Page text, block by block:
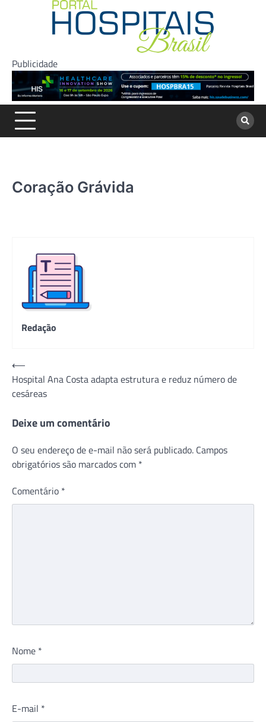
Publicidade
Coração Grávida
Redação
Navegação
de
Post
⟵
Hospital Ana Costa adapta estrutura e reduz número de
cesáreas
Deixe um comentário
O seu endereço de e-mail não será publicado. Campos
obrigatórios são marcados com *
Comentário *
Nome *
E-mail *